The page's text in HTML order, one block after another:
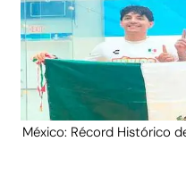
México: Récord Histórico